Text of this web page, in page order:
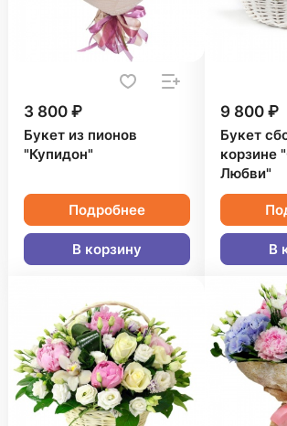
3 800 ₽
Букет из пионов
"Купидон"
Подробнее
В корзину
9 800 ₽
Букет
корзине
Любви"
В